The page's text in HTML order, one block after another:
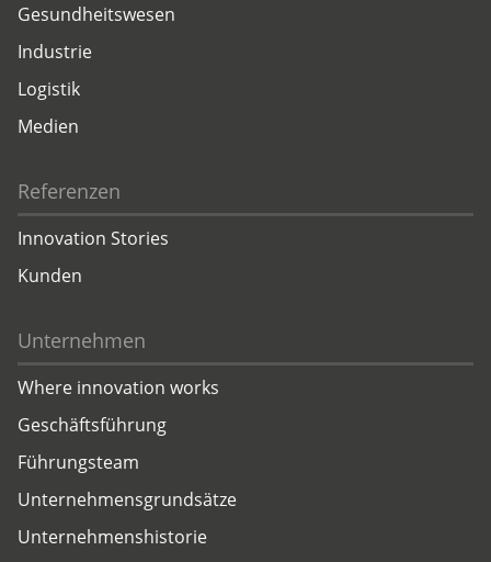
Gesundheitswesen
Industrie
Logistik
Medien
Referenzen
Innovation Stories
Kunden
Unternehmen
Where innovation works
Geschäftsführung
Führungsteam
Unternehmensgrundsätze
Unternehmenshistorie